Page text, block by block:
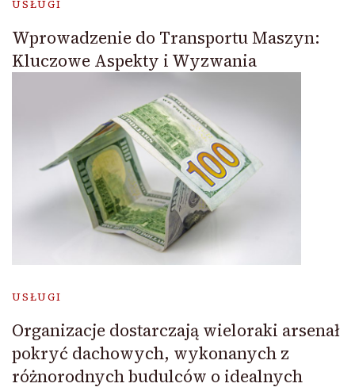
USŁUGI
Wprowadzenie do Transportu Maszyn:
Kluczowe Aspekty i Wyzwania
USŁUGI
Organizacje dostarczają wieloraki arsenał
pokryć dachowych, wykonanych z
różnorodnych budulców o idealnych